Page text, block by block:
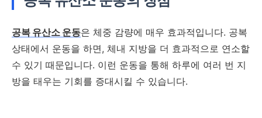
공복 유산소 운동은 체중 감량에 매우 효과적입니다. 공복
상태에서 운동을 하면, 체내 지방을 더 효과적으로 연소할
수 있기 때문입니다. 이런 운동을 통해 하루에 여러 번 지
방을 태우는 기회를 증대시킬 수 있습니다.